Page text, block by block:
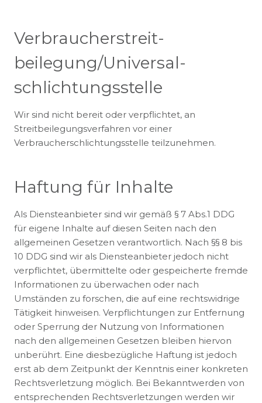
Verbraucher­streit­
beilegung/Universal­
schlichtungs­stelle
Wir sind nicht bereit oder verpflichtet, an
Streitbeilegungsverfahren vor einer
Verbraucherschlichtungsstelle teilzunehmen.
Haftung für Inhalte
Als Diensteanbieter sind wir gemäß § 7 Abs.1 DDG
für eigene Inhalte auf diesen Seiten nach den
allgemeinen Gesetzen verantwortlich. Nach §§ 8 bis
10 DDG sind wir als Diensteanbieter jedoch nicht
verpflichtet, übermittelte oder gespeicherte fremde
Informationen zu überwachen oder nach
Umständen zu forschen, die auf eine rechtswidrige
Tätigkeit hinweisen. Verpflichtungen zur Entfernung
oder Sperrung der Nutzung von Informationen
nach den allgemeinen Gesetzen bleiben hiervon
unberührt. Eine diesbezügliche Haftung ist jedoch
erst ab dem Zeitpunkt der Kenntnis einer konkreten
Rechtsverletzung möglich. Bei Bekanntwerden von
entsprechenden Rechtsverletzungen werden wir